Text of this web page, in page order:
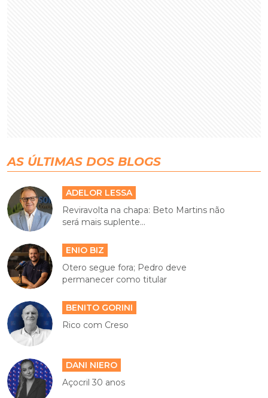
AS ÚLTIMAS DOS BLOGS
ADELOR LESSA
Reviravolta na chapa: Beto Martins não
será mais suplente...
ENIO BIZ
Otero segue fora; Pedro deve
permanecer como titular
BENITO GORINI
Rico com Creso
DANI NIERO
Açocril 30 anos